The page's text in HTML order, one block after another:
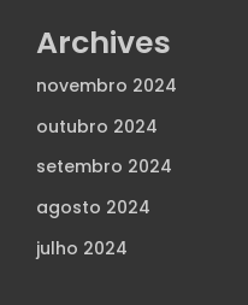
Archives
novembro 2024
outubro 2024
setembro 2024
agosto 2024
julho 2024